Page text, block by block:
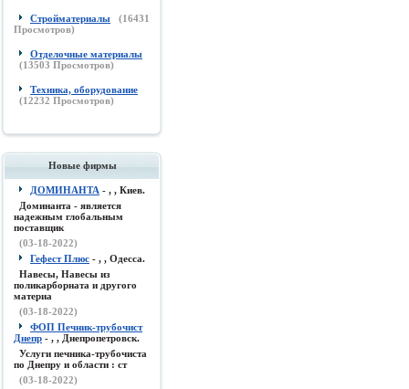
Стройматериалы (16431
Просмотров)
Отделочные материалы
(13503 Просмотров)
Техника, оборудование
(12232 Просмотров)
Новые фирмы
ДОМИНАНТА - , , Киев.
Доминанта - является
надежным глобальным
поставщик
(03-18-2022)
Гефест Плюс - , , Одесса.
Навесы, Навесы из
поликарборната и другого
материа
(03-18-2022)
ФОП Печник-трубочист
Днепр - , , Днепропетровск.
Услуги печника-трубочиста
по Днепру и области : ст
(03-18-2022)